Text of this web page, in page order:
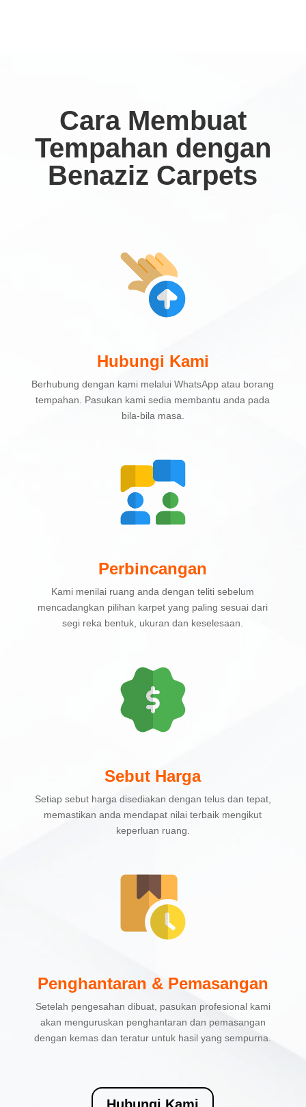
Cara Membuat
Tempahan dengan
Benaziz Carpets
Hubungi Kami
Berhubung dengan kami melalui WhatsApp atau borang
tempahan. Pasukan kami sedia membantu anda pada
bila-bila masa.
Perbincangan
Kami menilai ruang anda dengan teliti sebelum
mencadangkan pilihan karpet yang paling sesuai dari
segi reka bentuk, ukuran dan keselesaan.
Sebut Harga
Setiap sebut harga disediakan dengan telus dan tepat,
memastikan anda mendapat nilai terbaik mengikut
keperluan ruang.
Penghantaran & Pemasangan
Setelah pengesahan dibuat, pasukan profesional kami
akan menguruskan penghantaran dan pemasangan
dengan kemas dan teratur untuk hasil yang sempurna.